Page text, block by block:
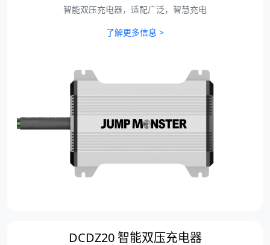
智能双压充电器，适配广泛，智慧充电
了解更多信息 >
DCDZ20 智能双压充电器